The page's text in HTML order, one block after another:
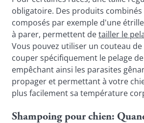
obligatoire. Des produits
composés par exemple d'une
à parer, permettent de tailler le
Vous pouvez utiliser un couteau
couper spécifiquement le pelage
empêchant ainsi les parasites
propager et permettant à votre
plus facilement sa température
Shampoing pour chien: